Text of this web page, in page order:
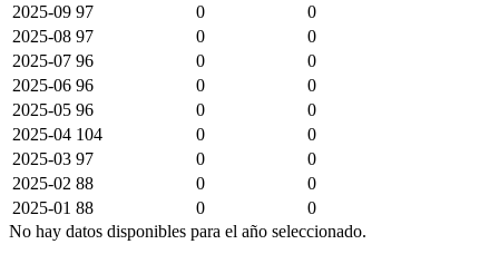
2025-09 97 0
0
2025-08 97 0
0
2025-07 96 0
0
2025-06 96 0
0
2025-05 96 0
0
2025-04 104 0
0
2025-03 97 0
0
2025-02 88 0
0
2025-01 88 0
0
No hay datos disponibles para el año seleccionado.